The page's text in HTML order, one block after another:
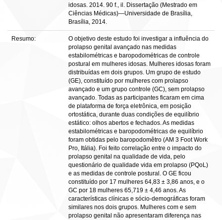
idosas. 2014. 90 f., il. Dissertação (Mestrado em
Ciências Médicas)—Universidade de Brasília,
Brasília, 2014.
Resumo:
O objetivo deste estudo foi investigar a influência do
prolapso genital avançado nas medidas
estabilométricas e baropodométricas de controle
postural em mulheres idosas. Mulheres idosas foram
distribuídas em dois grupos. Um grupo de estudo
(GE), constituído por mulheres com prolapso
avançado e um grupo controle (GC), sem prolapso
avançado. Todas as participantes ficaram em cima
de plataforma de força eletrônica, em posição
ortostática, durante duas condições de equilíbrio
estático: olhos abertos e fechados. As medidas
estabilométricas e baropodométricas de equilíbrio
foram obtidas pelo baropodomêtro (AM 3 Foot Work
Pro, Itália). Foi feito correlação entre o impacto do
prolapso genital na qualidade de vida, pelo
questionário de qualidade vida em prolapso (PQoL)
e as medidas de controle postural. O GE ficou
constituído por 17 mulheres 64,83 ± 3,86 anos, e o
GC por 18 mulheres 65,719 ± 4,46 anos. As
características clínicas e sócio-demográficas foram
similares nos dois grupos. Mulheres com e sem
prolapso genital não apresentaram diferença nas